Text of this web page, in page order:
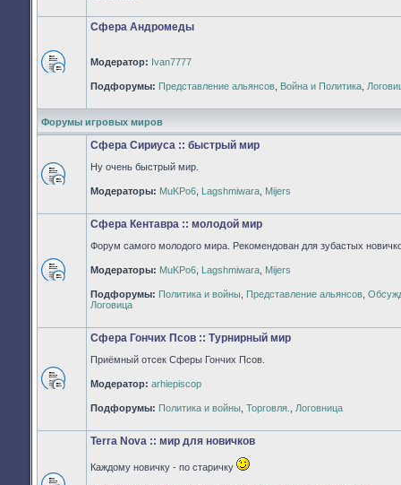
непрочитанных
Сфера Андромеды
Модератор: Ivan7777
Подфорумы: Представление альянсов Война и Политика
Форумы игровых миров
Нет
непрочитанных
Сфера Сириуса :: быстрый мир
Ну очень быстрый мир.
Модераторы: MuKPo6 Lagshmiwara Mijers
непрочитанных
сообщений
Сфера Кентавра :: молодой мир
Форум самого молодого мира. Рекомендован для зубастых
Модераторы: MuKPo6 Lagshmiwara Mijers
Подфорумы: Политика и войны Представление альянсов
Логовица
непрочитанных
сообщений
Сфера Гончих Псов :: Турнирный мир
Приёмный отсек Сферы Гончих Псов.
Модератор: arhiepiscop
Подфорумы: Политика и войны Торговля. Логовница
Terra Nova :: мир для новичков
Каждому новичку - по старичку